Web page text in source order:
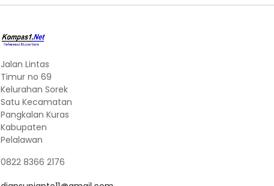
Jalan Lintas
Timur no 69
Kelurahan Sorek
Satu Kecamatan
Pangkalan Kuras
Kabupaten
Pelalawan
0822 8366 2176